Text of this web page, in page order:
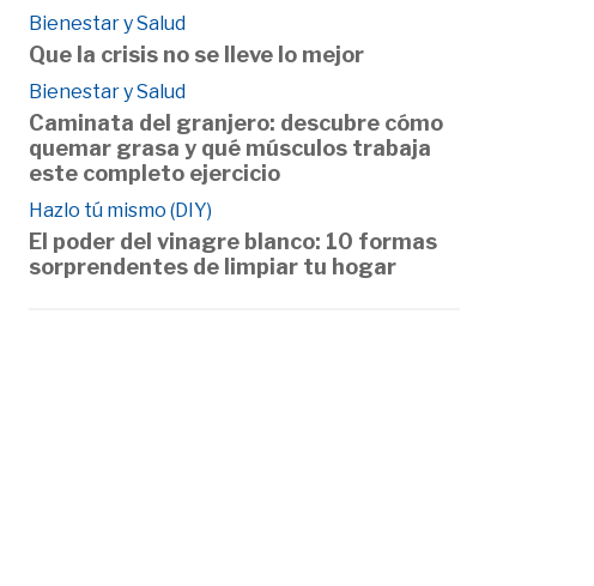
Bienestar y Salud
Que la crisis no se lleve lo mejor
Bienestar y Salud
Caminata del granjero: descubre cómo
quemar grasa y qué músculos trabaja
este completo ejercicio
Hazlo tú mismo (DIY)
El poder del vinagre blanco: 10 formas
sorprendentes de limpiar tu hogar